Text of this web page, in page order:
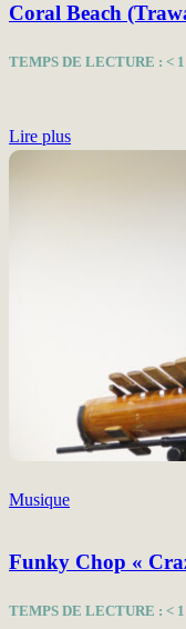
Coral Beach
TEMPS DE LECTURE : < 1
Lire plus
Musique
Funky Chop «
TEMPS DE LECTURE : < 1